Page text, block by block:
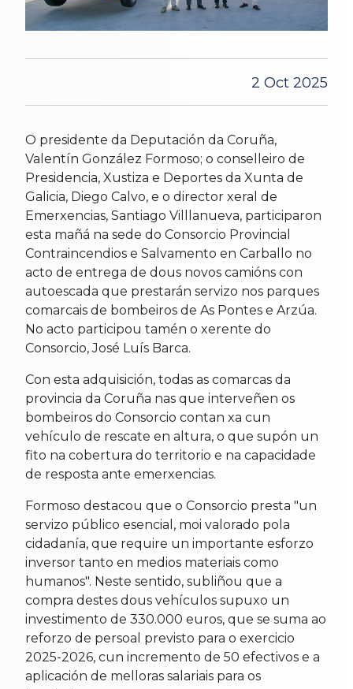
2 Oct 2025
O presidente da Deputación da Coruña,
Valentín González Formoso; o conselleiro de
Presidencia, Xustiza e Deportes da Xunta de
Galicia, Diego Calvo, e o director xeral de
Emerxencias, Santiago Villlanueva, participaron
esta mañá na sede do Consorcio Provincial
Contraincendios e Salvamento en Carballo no
acto de entrega de dous novos camións con
autoescada que prestarán servizo nos parques
comarcais de bombeiros de As Pontes e Arzúa.
No acto participou tamén o xerente do
Consorcio, José Luís Barca.
Con esta adquisición, todas as comarcas da
provincia da Coruña nas que interveñen os
bombeiros do Consorcio contan xa cun
vehículo de rescate en altura, o que supón un
fito na cobertura do territorio e na capacidade
de resposta ante emerxencias.
Formoso destacou que o Consorcio presta "un
servizo público esencial, moi valorado pola
cidadanía, que require un importante esforzo
inversor tanto en medios materiais como
humanos". Neste sentido, subliñou que a
compra destes dous vehículos supuxo un
investimento de 330.000 euros, que se suma ao
reforzo de persoal previsto para o exercicio
2025-2026, cun incremento de 50 efectivos e a
aplicación de melloras salariais para os